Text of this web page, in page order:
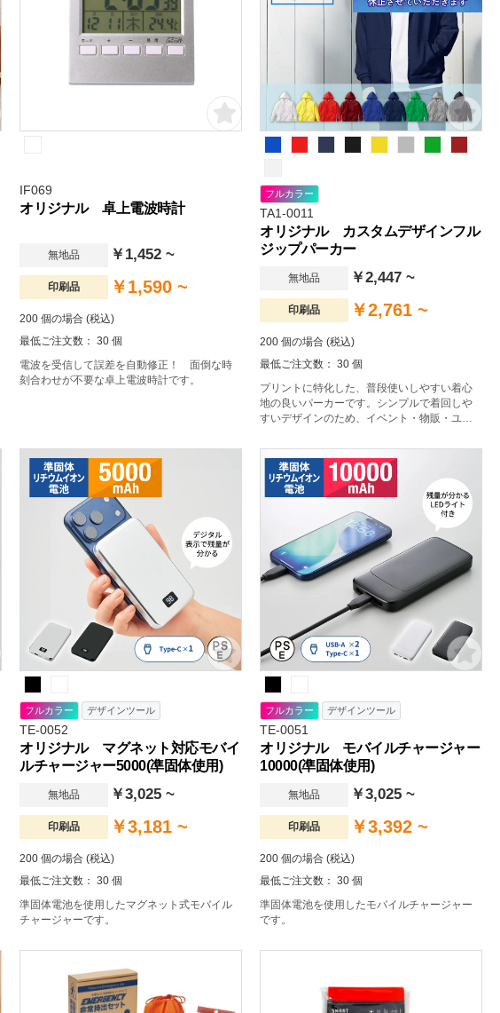
IF069
オリジナル 卓上電波時計
無地品 ￥1,452 ~
印刷品 ￥1,590 ~
200 個の場合 (税込)
最低ご注文数： 30 個
電波を受信して誤差を自動修正！ 面倒な時
刻合わせが不要な卓上電波時計です。
フルカラー
TA1-0011
オリジナル カスタムデザインフル
ジップパーカー
無地品 ￥2,447 ~
印刷品 ￥2,761 ~
200 個の場合 (税込)
最低ご注文数： 30 個
プリントに特化した、普段使いしやすい着心
地の良いパーカーです。シンプルで着回しや
すいデザインのため、イベント・物販・ユニ
フルカラー デザインツール
TE-0052
オリジナル マグネット対応モバイ
ルチャージャー5000(凖固体使用)
無地品 ￥3,025 ~
印刷品 ￥3,181 ~
200 個の場合 (税込)
最低ご注文数： 30 個
準固体電池を使用したマグネット式モバイル
チャージャーです。
フルカラー デザインツール
TE-0051
オリジナル モバイルチャージャー
10000(凖固体使用)
無地品 ￥3,025 ~
印刷品 ￥3,392 ~
200 個の場合 (税込)
最低ご注文数： 30 個
準固体電池を使用したモバイルチャージャー
です。